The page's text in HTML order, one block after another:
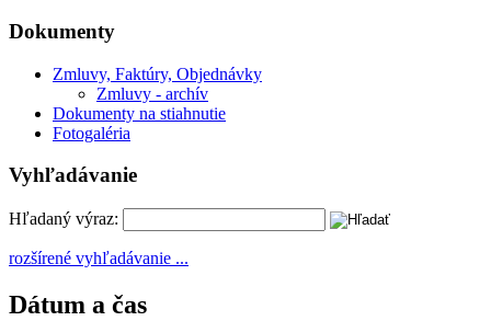
Dokumenty
Zmluvy, Faktúry, Objednávky
Zmluvy - archív
Dokumenty na stiahnutie
Fotogaléria
Vyhľadávanie
Hľadaný výraz:
rozšírené vyhľadávanie ...
Dátum a čas